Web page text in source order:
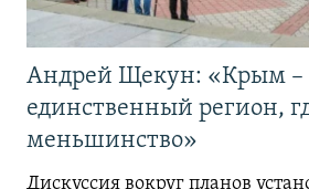
Андрей Щекун: «Крым –
единственный регион,
меньшинство»
Дискуссия вокруг планов